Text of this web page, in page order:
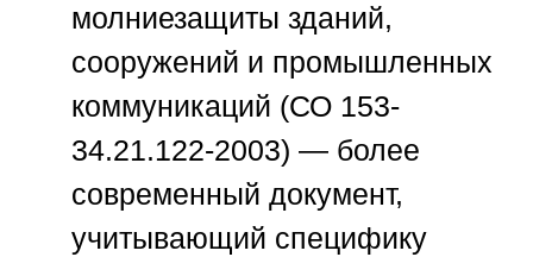
молниезащиты зданий,
сооружений и промышленных
коммуникаций (СО 153-
34.21.122-2003) — более
современный документ,
учитывающий специфику